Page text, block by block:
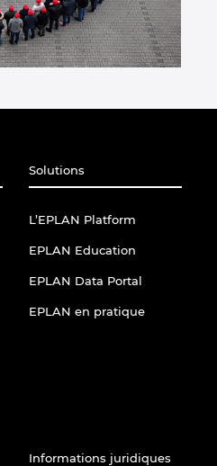
Solutions
L’EPLAN Platform
EPLAN Education
EPLAN Data Portal
EPLAN en pratique
Informations juridiques